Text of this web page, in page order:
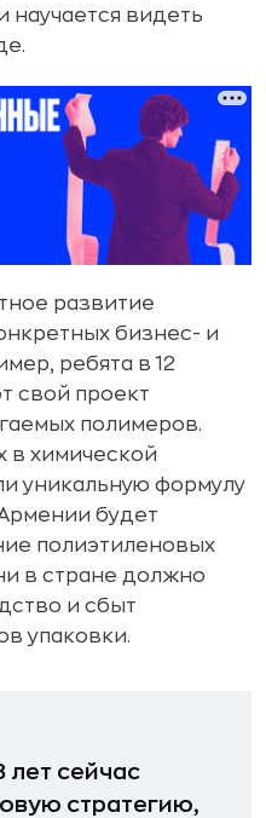
научается видеть
развитие
бизнес- и
ребята в 12
свой проект
полимеров.
в химической
уникальную формулу
будет
полиэтиленовых
в стране должно
и сбыт
упаковки.
лет сейчас
стратегию,